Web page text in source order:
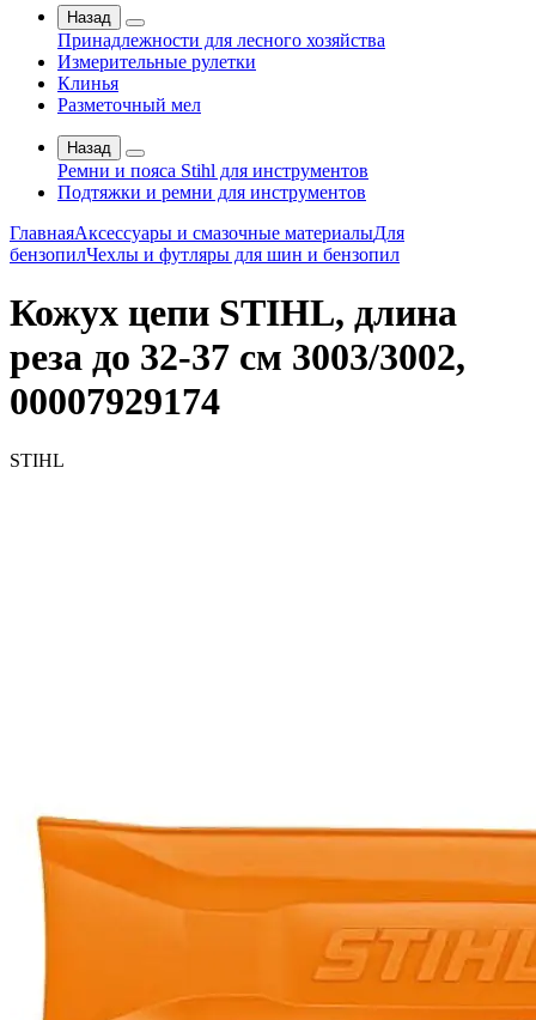
Назад
Принадлежности для лесного хозяйства
Измерительные рулетки
Клинья
Разметочный мел
Назад
Ремни и пояса Stihl для инструментов
Подтяжки и ремни для инструментов
ГлавнаяАксессуары и смазочные материалыДля
бензопилЧехлы и футляры для шин и бензопил
Кожух цепи STIHL, длина
реза до 32-37 см 3003/3002,
00007929174
STIHL